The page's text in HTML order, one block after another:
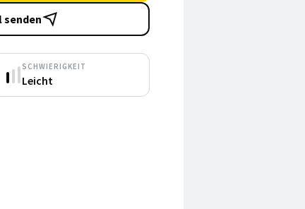
senden
SCHWIERIGKEIT
Leicht